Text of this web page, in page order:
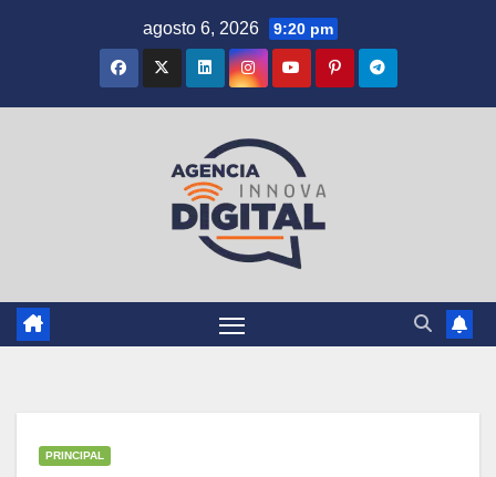
agosto 6, 2026 9:20 pm
PRINCIPAL